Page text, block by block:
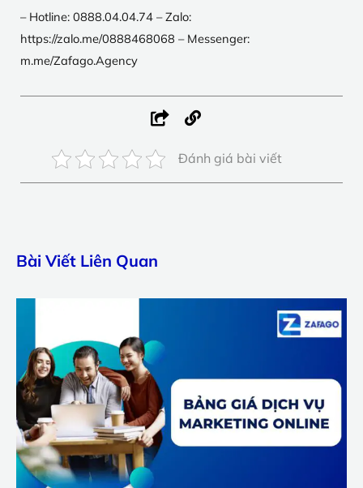
– Hotline: 0888.04.04.74 – Zalo:
https://zalo.me/0888468068 – Messenger:
m.me/Zafago.Agency
Đánh giá bài viết
Bài Viết Liên Quan